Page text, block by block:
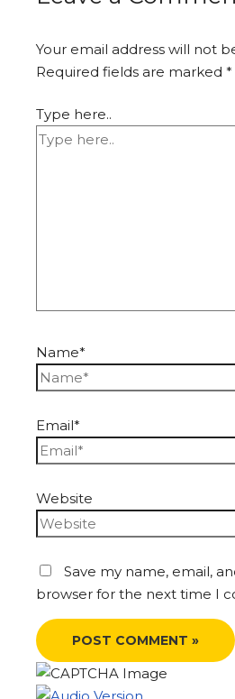
Your email address will not
Required fields are marked*
Type here..
Name*
Email*
Website
Save my name, email,
browser for the next time I